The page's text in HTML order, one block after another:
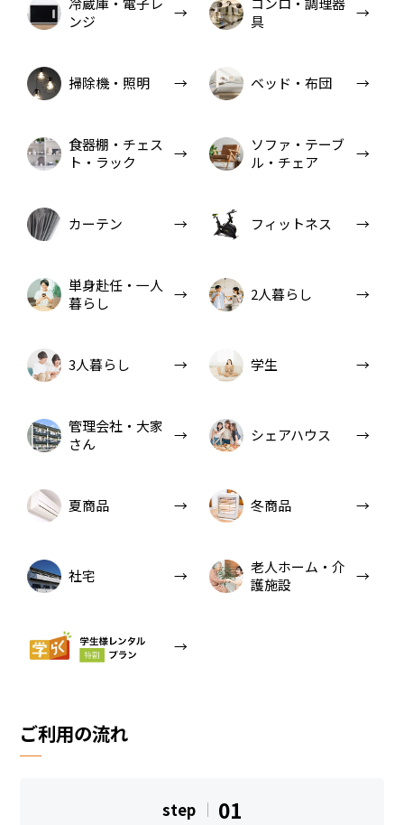
ンジ
具
掃除機・照明 ベッド・布団
食器棚・チェス
ト・ラック
ソファ・テーブ
ル・チェア
カーテン フィットネス
単身赴任・一人
暮らし
2人暮らし
3人暮らし 学生
管理会社・大家
さん
シェアハウス
夏商品 冬商品
社宅
老人ホーム・介
護施設
ご利用の流れ
step 01